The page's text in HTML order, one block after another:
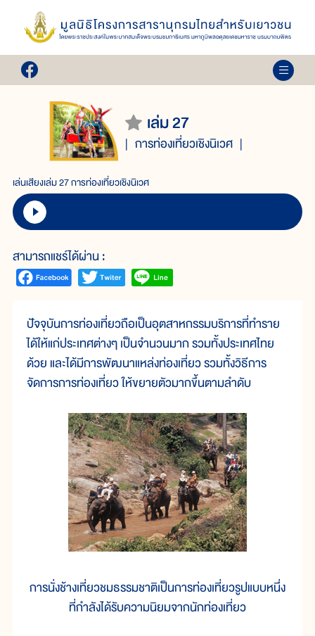
เล่ม 27
การท่องเที่ยวเชิงนิเวศ
เล่นเสียงเล่ม 27 การท่องเที่ยวเชิงนิเวศ
สามารถแชร์ได้ผ่าน :
ปัจจุบันการท่องเที่ยวถือเป็นอุตสาหกรรมบริการที่ทำราย
ได้ให้แก่ประเทศต่างๆ เป็นจำนวนมาก รวมทั้งประเทศไทย
ด้วย และได้มีการพัฒนาแหล่งท่องเที่ยว รวมทั้งวิธีการ
จัดการการท่องเที่ยว ให้ขยายตัวมากขึ้นตามลำดับ
การนั่งช้างเที่ยวชมธรรมชาติเป็นการท่องเที่ยวรูปแบบหนึ่ง
ที่กำลังได้รับความนิยมจากนักท่องเที่ยว